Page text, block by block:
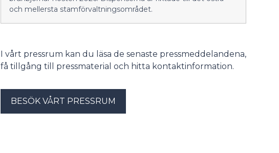
och mellersta stamförvaltningsområdet.
I vårt pressrum kan du läsa de senaste pressmeddelandena,
få tillgång till pressmaterial och hitta kontaktinformation.
BESÖK VÅRT PRESSRUM